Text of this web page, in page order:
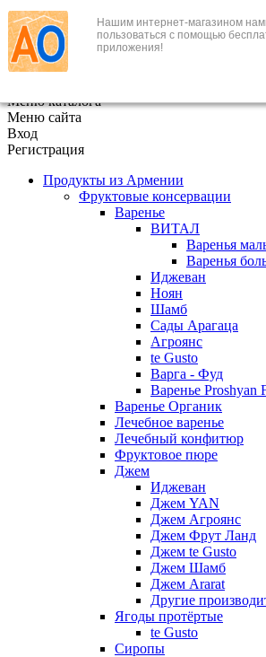
Нашим интернет-магазином
пользоваться с помощью
приложения!
+7 (495) 646-888-1
В корзине
Меню каталога
Меню сайта
Вход
Регистрация
Продукты из Армении
Фруктовые консервации
Варенье
ВИТАЛ
Варенья
Варенья
Иджеван
Ноян
Шамб
Сады Арагаца
Агроянс
te Gusto
Варга - Фуд
Варенье Proshyan
Варенье Органик
Лечебное варенье
Лечебный конфитюр
Фруктовое пюре
Джем
Иджеван
Джем YAN
Джем Агроянс
Джем Фрут Ланд
Джем te Gusto
Джем Шамб
Джем Ararat
Другие
Ягоды протёртые
te Gusto
Сиропы